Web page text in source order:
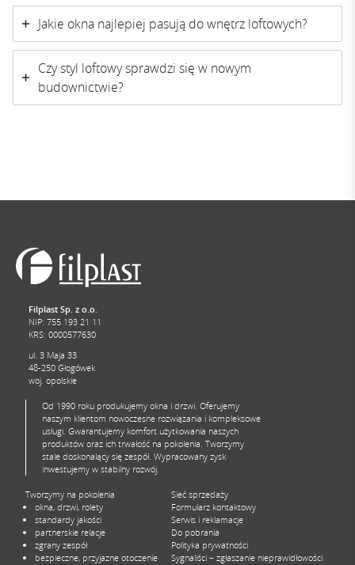
Jakie okna najlepiej pasują do wnętrz loftowych?
Czy styl loftowy sprawdzi się w nowym
budownictwie?
Filplast Sp. z o.o.
NIP: 755 193 21 11
KRS: 0000577630
ul. 3 Maja 33
48-250 Głogówek
woj. opolskie
Od 1990 roku produkujemy okna i drzwi. Oferujemy
naszym klientom nowoczesne rozwiązania i kompleksowe
usługi. Gwarantujemy komfort użytkowania naszych
produktów oraz ich trwałość na pokolenia. Tworzymy
stale doskonalący się zespół. Wypracowany zysk
inwestujemy w stabilny rozwój.
Tworzymy na pokolenia
okna, drzwi, rolety
standardy jakości
partnerskie relacje
zgrany zespół
bezpieczne, przyjazne otoczenie
Sieć sprzedaży
Formularz kontaktowy
Serwis i reklamacje
Do pobrania
Polityka prywatności
Sygnaliści – zgłaszanie nieprawidłowości